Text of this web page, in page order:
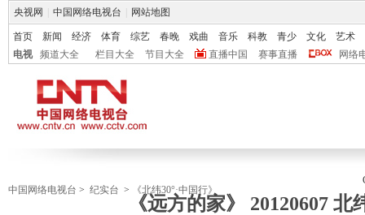
央视网 中国网络电视台 网站地图
首页 新闻 经济 体育 综艺 春晚 戏曲 音乐 科教 青少 文化
艺术
电视
频道大全 栏目大全 节目大全 直播中国 赛事直播 网络
中国网络电视台 > 纪实台 > 《北纬30°·中国行》
《远方的家》 20120607 北